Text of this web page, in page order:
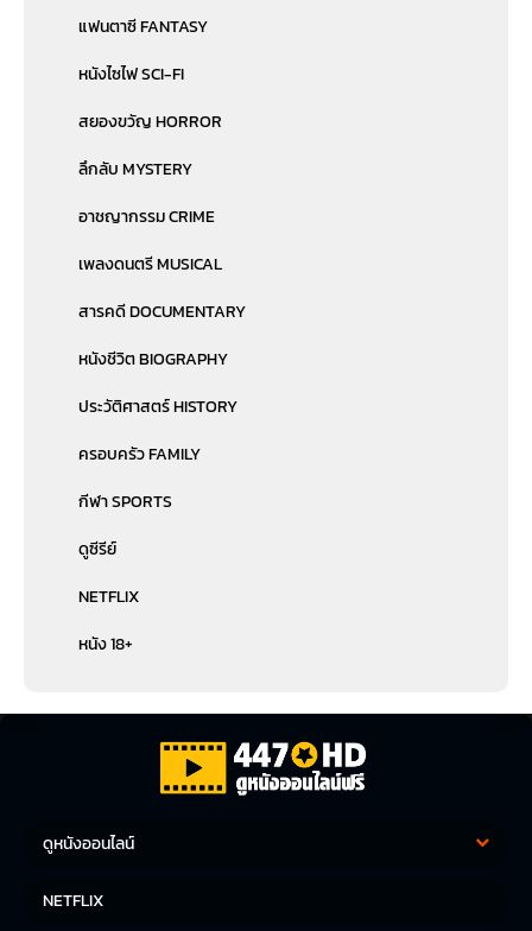
แฟนตาซี FANTASY
หนังไซไฟ SCI-FI
สยองขวัญ HORROR
ลึกลับ MYSTERY
อาชญากรรม CRIME
เพลงดนตรี MUSICAL
สารคดี DOCUMENTARY
หนังชีวิต BIOGRAPHY
ประวัติศาสตร์ HISTORY
ครอบครัว FAMILY
กีฬา SPORTS
ดูซีรีย์
NETFLIX
หนัง 18+
ดูหนังออนไลน์
NETFLIX